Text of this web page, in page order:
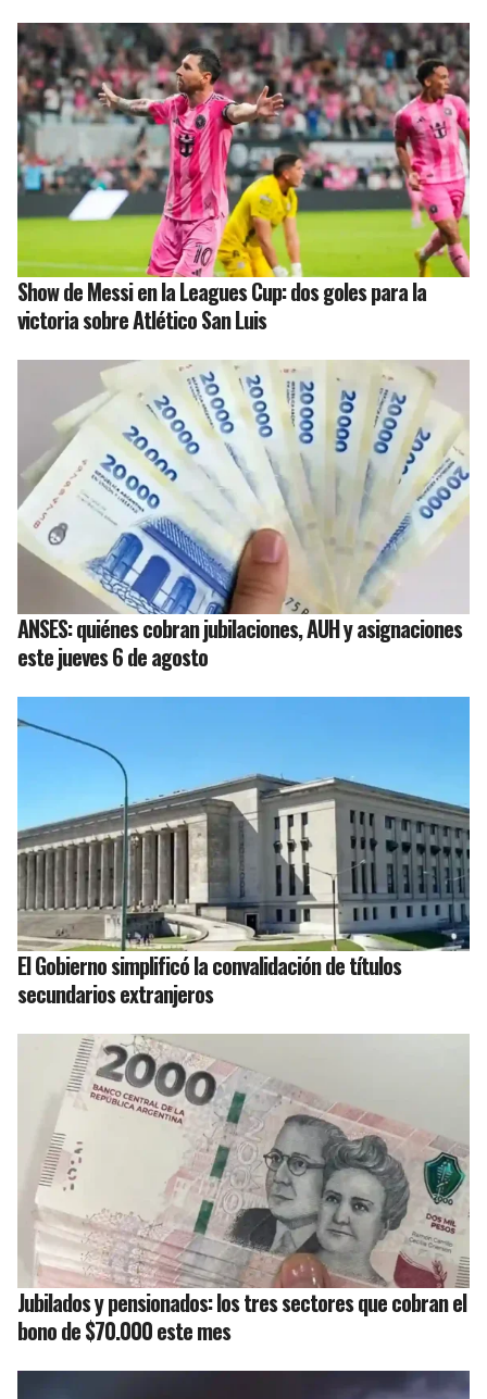
Show de Messi en la Leagues Cup: dos goles para la
victoria sobre Atlético San Luis
ANSES: quiénes cobran jubilaciones, AUH y asignaciones
este jueves 6 de agosto
El Gobierno simplificó la convalidación de títulos
secundarios extranjeros
Jubilados y pensionados: los tres sectores que cobran el
bono de $70.000 este mes